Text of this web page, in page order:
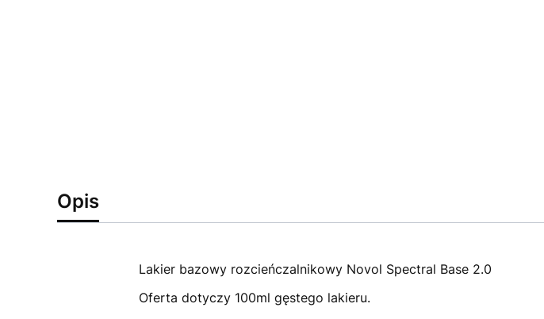
Opis
Lakier bazowy rozcieńczalnikowy Novol Spectral Base 2.0
Oferta dotyczy 100ml gęstego lakieru.